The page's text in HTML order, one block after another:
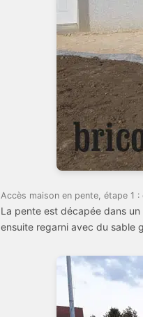
Accès maison en pente, étape 1
La pente est décapée dans
ensuite regarni avec du sable